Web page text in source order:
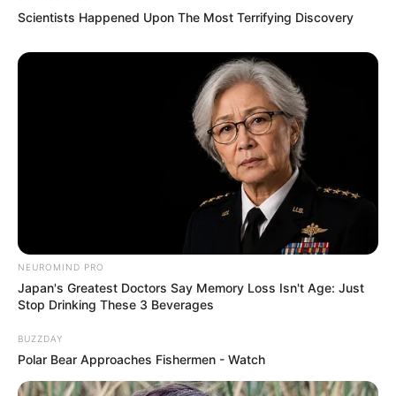
Scientists Happened Upon The Most Terrifying Discovery
NEUROMIND PRO
Japan's Greatest Doctors Say Memory Loss Isn't Age: Just
Stop Drinking These 3 Beverages
BUZZDAY
Polar Bear Approaches Fishermen - Watch